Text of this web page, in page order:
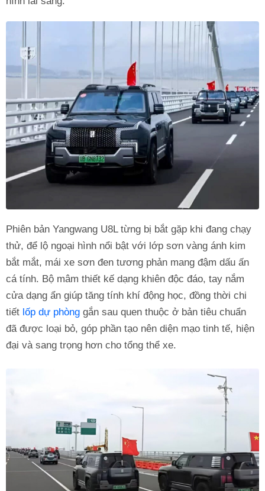
Phiên bản Yangwang U8L từng bị bắt gặp khi đang chạy
thử, để lộ ngoại hình nổi bật với lớp sơn vàng ánh kim
bắt mắt, mái xe sơn đen tương phản mang đậm dấu ấn
cá tính. Bộ mâm thiết kế dạng khiên độc đáo, tay nắm
cửa dạng ẩn giúp tăng tính khí động học, đồng thời chi
tiết lốp dự phòng gắn sau quen thuộc ở bản tiêu chuẩn
đã được loại bỏ, góp phần tạo nên diện mạo tinh tế, hiện
đại và sang trọng hơn cho tổng thể xe.